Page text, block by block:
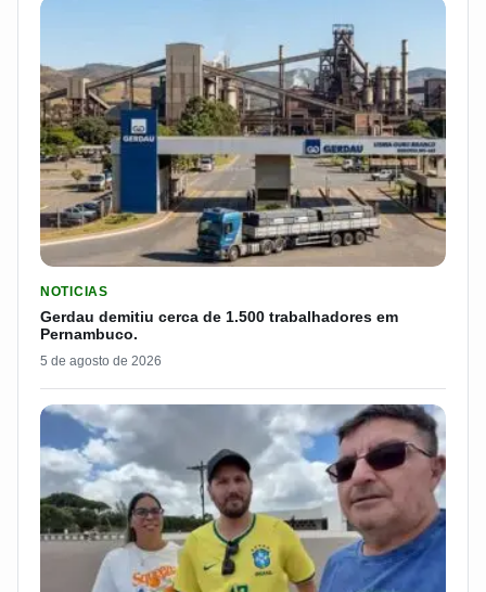
NOTICIAS
Gerdau demitiu cerca de 1.500 trabalhadores em
Pernambuco.
5 de agosto de 2026